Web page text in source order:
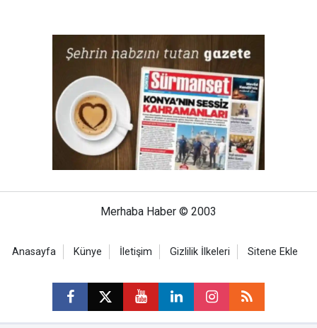
Merhaba Haber © 2003
Anasayfa Künye İletişim Gizlilik İlkeleri Sitene Ekle